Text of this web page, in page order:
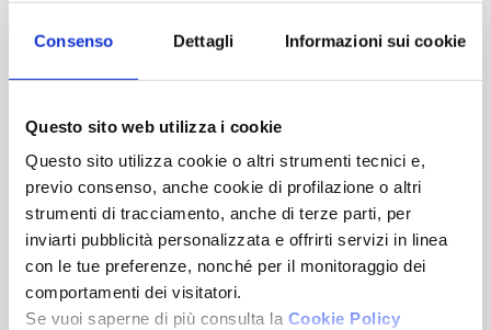
Consenso Dettagli Informazioni sui cookie
Questo sito web utilizza i cookie
Questo sito utilizza cookie o altri strumenti tecnici e,
previo consenso, anche cookie di profilazione o altri
strumenti di tracciamento, anche di terze parti, per
inviarti pubblicità personalizzata e offrirti servizi in linea
con le tue preferenze, nonché per il monitoraggio dei
comportamenti dei visitatori.
Se vuoi saperne di più consulta la Cookie Policy
Pietra Ligure (SV), l’ex Hotel Capri cambia pelle: al via la
rigenerazione a pochi passi dal mare
IL FUTURO DEI MUTUI PASSA DALLE SUCCESSIONI
15/05/2026
Pietra Ligure, il nuovo costruito supera le medie: bilocali
oltre i 7.000 euro al metro quadro